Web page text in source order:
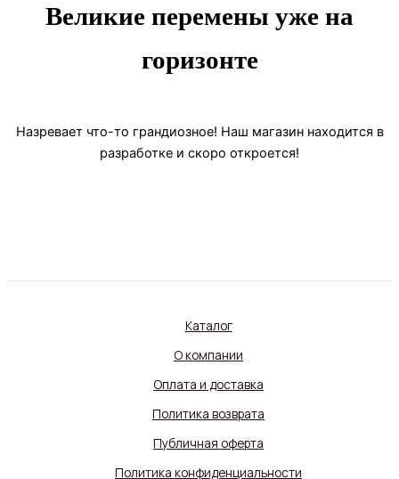
Великие перемены уже на
горизонте
Назревает что-то грандиозное! Наш магазин находится в
разработке и скоро откроется!
Каталог
О компании
Оплата и доставка
Политика возврата
Публичная оферта
Политика конфиденциальности